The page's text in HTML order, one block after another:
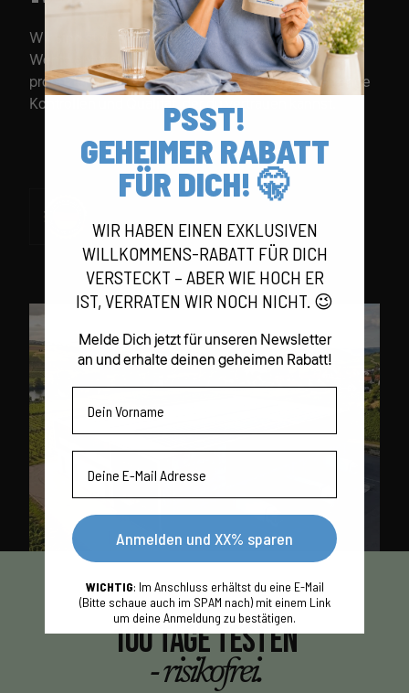
Wir sind stolz auf unsere Wurzeln. Sportnahrung
Wehle entwickelt und
produziert aus Überzeugung. Für kurze Wege, strenge
Kontrollen und Qualität, der du vertrauen kannst.
100 TAGE TESTEN
- risikofrei.
PSST!
GEHEIMER RABATT
FÜR DICH! 🤫
WIR HABEN EINEN EXKLUSIVEN
WILLKOMMENS-RABATT FÜR DICH
VERSTECKT – ABER WIE HOCH ER
IST, VERRATEN WIR NOCH NICHT. 😉
Melde Dich jetzt für unseren Newsletter
an und erhalte deinen geheimen Rabatt!
Anmelden und XX% sparen
WICHTIG: Im Anschluss erhältst du eine E-Mail
(Bitte schaue auch im SPAM nach) mit einem Link
um deine Anmeldung zu bestätigen.